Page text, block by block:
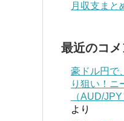
月収支まと
最近のコメ
豪ドル円で
り狙い！ニ
（AUD/
より